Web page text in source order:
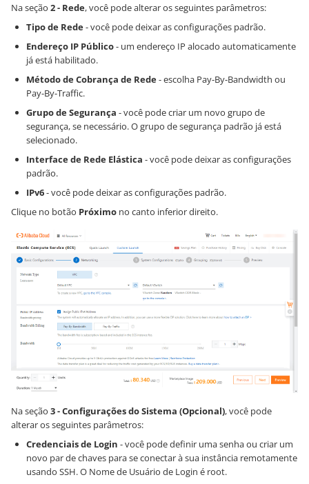
Na seção 2 - Rede, você pode alterar os seguintes parâmetros:
Tipo de Rede- você pode deixar as configurações padrão.
Endereço IP Público- um endereço IP alocado automaticamente
já está habilitado.
Método de Cobrança de Rede- escolha Pay-By-Bandwidth ou
Pay-By-Traffic.
Grupo de Segurança - você pode criar um novo grupo de
segurança, se necessário. O grupo de segurança padrão já está
selecionado.
Interface de Rede Elástica - você pode deixar as configurações
padrão.
IPv6- você pode deixar as configurações padrão.
Clique no botão Próximo no canto inferior direito.
Na seção 3 - Configurações do Sistema (Opcional), você pode
alterar os seguintes parâmetros:
Credenciais de Login - você pode definir uma senha ou criar um
novo par de chaves para se conectar à sua instância remotamente
usando SSH. O Nome de Usuário de Login é root.